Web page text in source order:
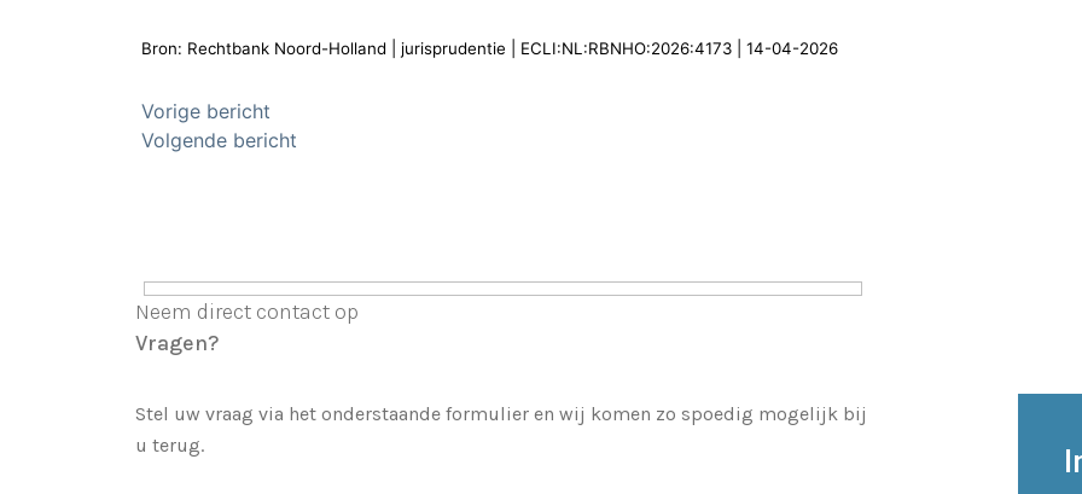
Bron: Rechtbank Noord-Holland | jurisprudentie | ECLI:NL:RBNHO:2026:4173 | 14-04-2026
Bericht
navigatie
Vorige bericht
Volgende bericht
Neem direct contact op
Vragen?
Stel uw vraag via het onderstaande formulier en wij komen zo spoedig mogelijk bij
u terug.